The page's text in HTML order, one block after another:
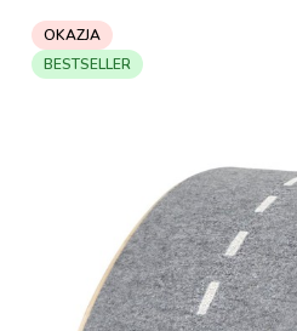
OKAZJA
BESTSELLER